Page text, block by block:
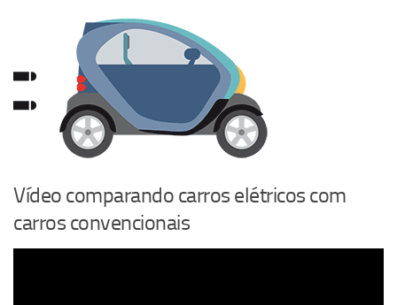
Vídeo comparando carros elétricos com
carros convencionais